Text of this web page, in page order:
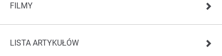
FILMY
LISTA ARTYKUŁÓW